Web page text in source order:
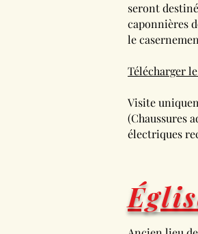
seront
caponnières
le
Télécharger
Visite
(Chaussures
électriques